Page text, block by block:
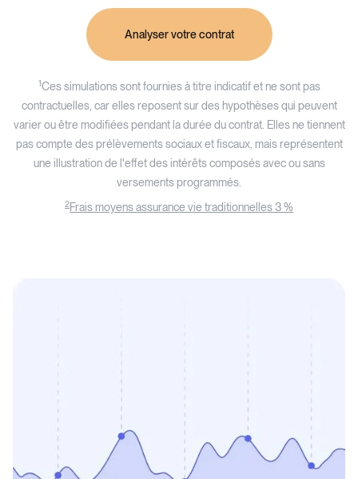
Analyser votre contrat
1Ces simulations sont fournies à titre indicatif et ne sont pas
contractuelles, car elles reposent sur des hypothèses qui peuvent
varier ou être modifiées pendant la durée du contrat. Elles ne tiennent
pas compte des prélèvements sociaux et fiscaux, mais représentent
une illustration de l'effet des intérêts composés avec ou sans
versements programmés.
2Frais moyens assurance vie traditionnelles 3 %